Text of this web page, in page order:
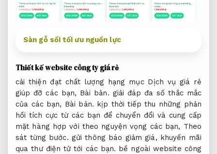
Sàn gỗ sồi tối ưu nguồn lực
Thiết kế website công ty giá rẻ
cải thiện đạt chất lượng hạng mục Dịch vụ giá rẻ
giúp đỡ các bạn, Bài bản. giải đáp đa số thắc mắc
của các bạn, Bài bản. kịp thời tiếp thu những phản
hồi tích cực từ các bạn để chuyển đổi và cung cấp
mặt hàng hợp với theo nguyện vọng các bạn, Theo
sát từng bước. gửi thông báo giảm giá, khuyến mãi
qua thư điện tử tới các bạn. bề ngoài website công